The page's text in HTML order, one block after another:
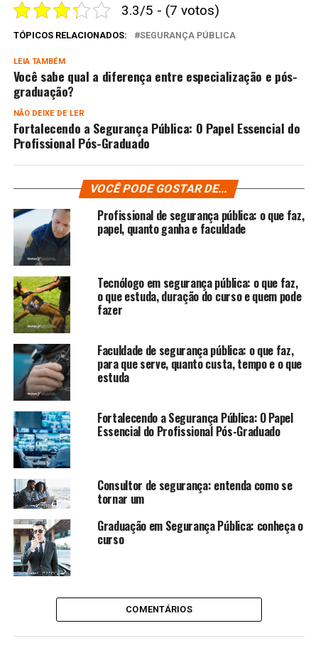
3.3/5 - (7 votos)
TÓPICOS RELACIONADOS: SEGURANÇA PÚBLICA
LEIA TAMBÉM
Você sabe qual a diferença entre especialização e pós-
graduação?
NÃO DEIXE DE LER
Fortalecendo a Segurança Pública: O Papel Essencial do
Profissional Pós-Graduado
VOCÊ PODE GOSTAR DE...
Profissional de segurança pública: o que faz,
papel, quanto ganha e faculdade
Tecnólogo em segurança pública: o que faz,
o que estuda, duração do curso e quem pode
fazer
Faculdade de segurança pública: o que faz,
para que serve, quanto custa, tempo e o que
estuda
Fortalecendo a Segurança Pública: O Papel
Essencial do Profissional Pós-Graduado
Consultor de segurança: entenda como se
tornar um
Graduação em Segurança Pública: conheça o
curso
COMENTÁRIOS